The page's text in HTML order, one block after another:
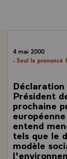
4 mai 2000
- Seul le
Déclaration
Président
prochaine
entend
tels que le
modèle